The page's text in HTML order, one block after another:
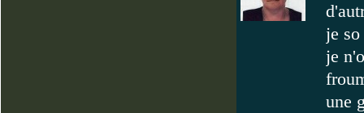
je
je
une